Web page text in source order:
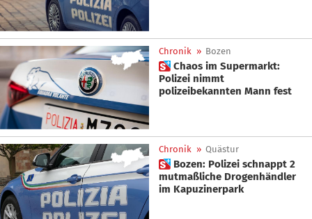
Chronik » Bozen
 Chaos im Supermarkt:
Polizei nimmt
polizeibekannten Mann fest
Chronik » Quästur
 Bozen: Polizei schnappt 2
mutmaßliche Drogenhändler
im Kapuzinerpark